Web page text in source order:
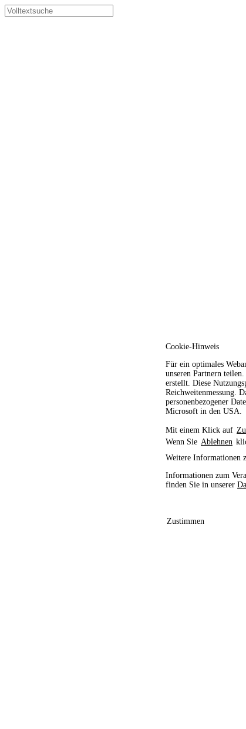
Cookie-Hinweis
Für ein optimales
unseren Partnern
erstellt. Diese
Reichweitenmessung.
personenbezogener
Microsoft in den USA.
Mit einem Klick auf
Wenn Sie Ablehnen
Weitere Informationen
Informationen zum
finden Sie in unserer
Zustimmen